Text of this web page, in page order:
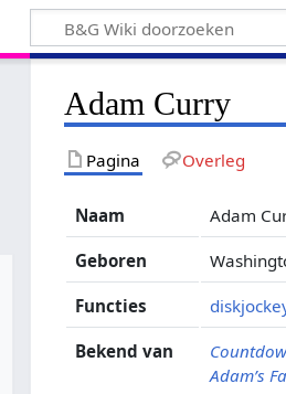
Adam Curry
Pagina Overleg
Naam Adam
Geboren
Functies
Bekend van
Adam’s